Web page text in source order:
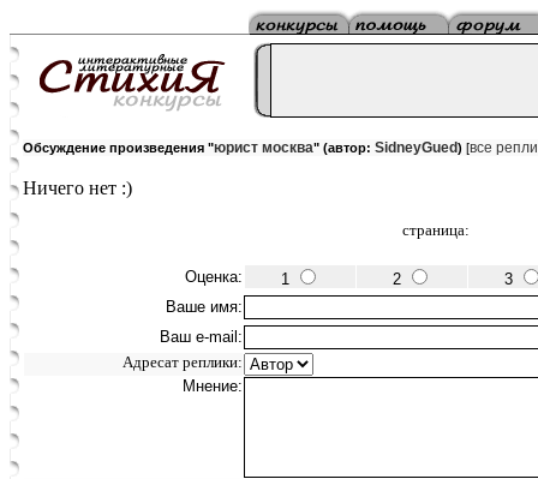
Обсуждение произведения "юрист москва" (автор: SidneyGued) [все
Ничего нет :)
страница:
Оценка: 1 2
3
Ваше имя:
Ваш e-mail:
Адресат реплики:
Мнение: